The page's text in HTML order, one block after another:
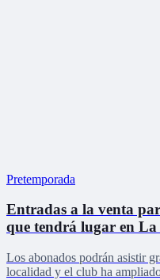
Pretemporada
Entradas a la venta
que tendrá lugar en
Los abonados podrán asistir
localidad y el club ha